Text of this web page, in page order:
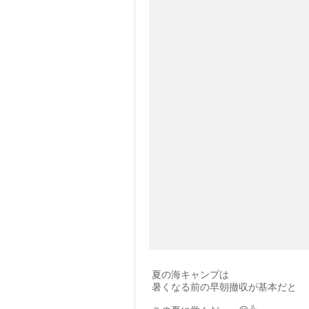
夏の海キャンプは
暑くなる前の早朝撤収